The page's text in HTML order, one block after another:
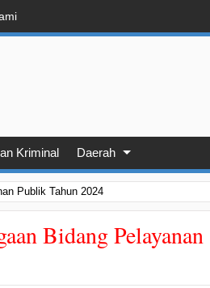
Kriminal Daerah
Publik Tahun 2024
Bidang Pelayanan